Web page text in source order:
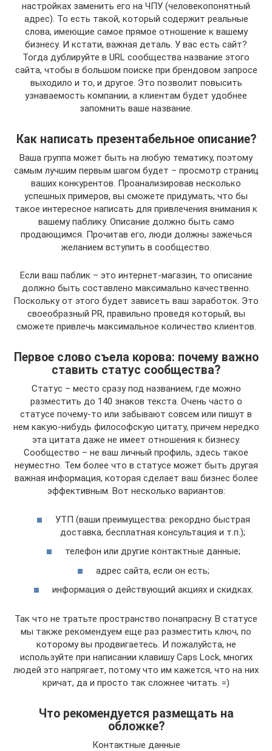
настройках заменить его на ЧПУ (человекопонятный
адрес). То есть такой, который содержит реальные
слова, имеющие самое прямое отношение к вашему
бизнесу. И кстати, важная деталь. У вас есть сайт?
Тогда дублируйте в URL сообщества название этого
сайта, чтобы в большом поиске при брендовом запросе
выходило и то, и другое. Это позволит повысить
узнаваемость компании, а клиентам будет удобнее
запомнить ваше название.
Как написать презентабельное описание?
Ваша группа может быть на любую тематику, поэтому
самым лучшим первым шагом будет – просмотр страниц
ваших конкурентов. Проанализировав несколько
успешных примеров, вы сможете придумать, что бы
такое интересное написать для привлечения внимания к
вашему паблику. Описание должно быть само
продающимся. Прочитав его, люди должны зажечься
желанием вступить в сообщество.
Если ваш паблик – это интернет-магазин, то описание
должно быть составлено максимально качественно.
Поскольку от этого будет зависеть ваш заработок. Это
своеобразный PR, правильно проведя который, вы
сможете привлечь максимальное количество клиентов.
Первое слово съела корова: почему важно
ставить статус сообщества?
Статус – место сразу под названием, где можно
разместить до 140 знаков текста. Очень часто о
статусе почему-то или забывают совсем или пишут в
нем какую-нибудь философскую цитату, причем нередко
эта цитата даже не имеет отношения к бизнесу.
Сообщество – не ваш личный профиль, здесь такое
неуместно. Тем более что в статусе может быть другая
важная информация, которая сделает ваш бизнес более
эффективным. Вот несколько вариантов:
УТП (ваши преимущества: рекордно быстрая
доставка, бесплатная консультация и т.п.);
телефон или другие контактные данные;
адрес сайта, если он есть;
информация о действующий акциях и скидках.
Так что не тратьте пространство понапрасну. В статусе
мы также рекомендуем еще раз разместить ключ, по
которому вы продвигаетесь. И пожалуйста, не
используйте при написании клавишу Caps Lock, многих
людей это напрягает, потому что им кажется, что на них
кричат, да и просто так сложнее читать. =)
Что рекомендуется размещать на
обложке?
Контактные данные